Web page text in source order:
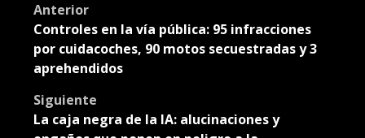
Post
navigation
Anterior
Controles en la vía pública: 95 infracciones
por cuidacoches, 90 motos secuestradas y 3
aprehendidos
Siguiente
La caja negra de la IA: alucinaciones y